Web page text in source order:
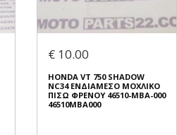
€ 10.00
HONDA VT 750 SHADOW
NC34 ΕΝΔΙΑΜΕΣΟ ΜΟΧΛΙΚΟ
ΠΙΣΩ ΦΡΕΝΟΥ 46510-MBA-000
46510MBA000